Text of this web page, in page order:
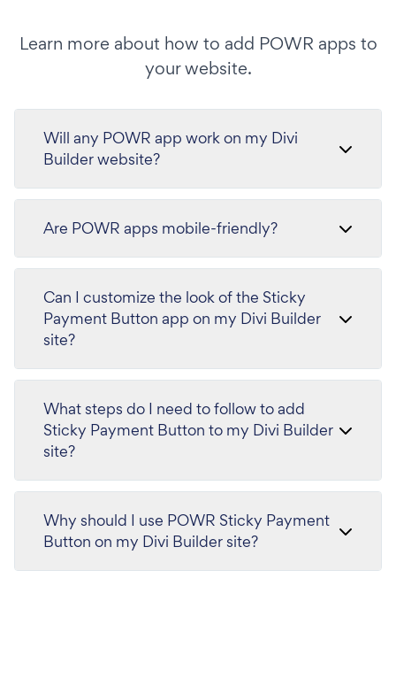
Learn more about how to add POWR apps to
your website.
Will any POWR app work on my Divi
Builder website?
Are POWR apps mobile-friendly?
Can I customize the look of the Sticky
Payment Button app on my Divi Builder
site?
What steps do I need to follow to add
Sticky Payment Button to my Divi Builder
site?
Why should I use POWR Sticky Payment
Button on my Divi Builder site?